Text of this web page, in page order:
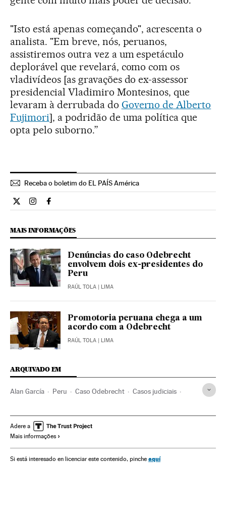
"Isto está apenas começando", acrescenta o
analista. "Em breve, nós, peruanos,
assistiremos outra vez a um espetáculo
deplorável que revelará, como com os
vladivídeos [as gravações do ex-assessor
presidencial Vladimiro Montesinos, que
levaram à derrubada do Governo de Alberto
Fujimori], a podridão de uma política que
opta pelo suborno.”
Receba o boletim do EL PAÍS América
Internacional El País Brasil en Twitter
Internacional El País Brasil en Instagram
Internacional El País Brasil en Facebook
MAIS INFORMAÇÕES
Denúncias do caso Odebrecht
envolvem dois ex-presidentes do
Peru
RAÚL TOLA | LIMA
Promotoria peruana chega a um
acordo com a Odebrecht
RAÚL TOLA | LIMA
ARQUIVADO EM
Alan García Peru Caso Odebrecht Casos judiciais
Construtoras Corrupção
América Latina
Política Economia Indústria
Adere a
Mais informações
Si está interesado en licenciar este contenido, pinche aquí